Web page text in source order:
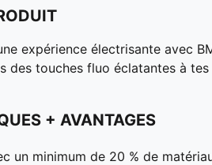
expérience électrisante avec
des touches fluo éclatantes à
+ AVANTAGES
un minimum de 20 % de